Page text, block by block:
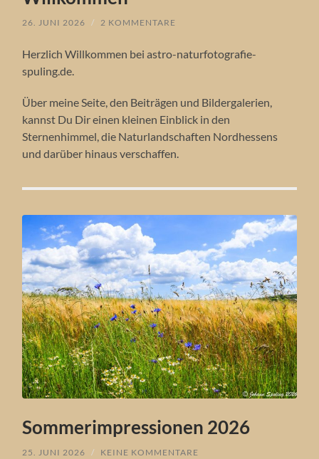
26. JUNI 2026 / 2 KOMMENTARE
Herzlich Willkommen bei astro-naturfotografie-
spuling.de.
Über meine Seite, den Beiträgen und Bildergalerien,
kannst Du Dir einen kleinen Einblick in den
Sternenhimmel, die Naturlandschaften Nordhessens
und darüber hinaus verschaffen.
Sommerimpressionen 2026
25. JUNI 2026 / KEINE KOMMENTARE